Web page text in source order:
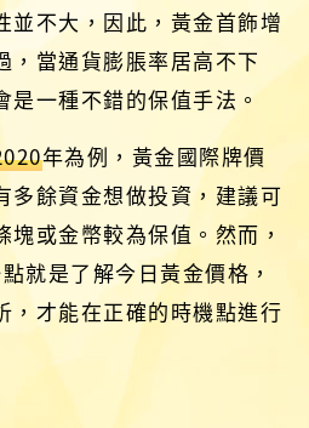
並不大，因此，黃金首飾增
，當通貨膨脹率居高不下
是一種不錯的保值手法。
年為例，黃金國際牌價
多餘資金想做投資，建議可
或金幣較為保值。然而，
就是了解今日黃金價格，
，才能在正確的時機點進行